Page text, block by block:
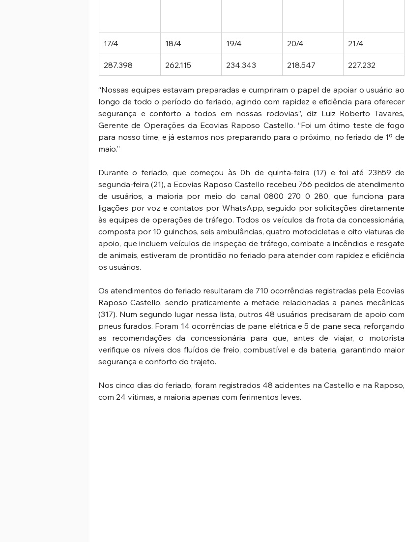
17/4 18/4 19/4 20/4 21/4
287.398 262.115 234.343 218.547 227.232
“Nossas equipes estavam preparadas e cumpriram o papel de apoiar o usuário ao
longo de todo o período do feriado, agindo com rapidez e eficiência para oferecer
segurança e conforto a todos em nossas rodovias”, diz Luiz Roberto Tavares,
Gerente de Operações da Ecovias Raposo Castello. “Foi um ótimo teste de fogo
para nosso time, e já estamos nos preparando para o próximo, no feriado de 1º de
maio.”
Durante o feriado, que começou às 0h de quinta-feira (17) e foi até 23h59 de
segunda-feira (21), a Ecovias Raposo Castello recebeu 766 pedidos de atendimento
de usuários, a maioria por meio do canal 0800 270 0 280, que funciona para
ligações por voz e contatos por WhatsApp, seguido por solicitações diretamente
às equipes de operações de tráfego. Todos os veículos da frota da concessionária,
composta por 10 guinchos, seis ambulâncias, quatro motocicletas e oito viaturas de
apoio, que incluem veículos de inspeção de tráfego, combate a incêndios e resgate
de animais, estiveram de prontidão no feriado para atender com rapidez e eficiência
os usuários.
Os atendimentos do feriado resultaram de 710 ocorrências registradas pela Ecovias
Raposo Castello, sendo praticamente a metade relacionadas a panes mecânicas
(317). Num segundo lugar nessa lista, outros 48 usuários precisaram de apoio com
pneus furados. Foram 14 ocorrências de pane elétrica e 5 de pane seca, reforçando
as recomendações da concessionária para que, antes de viajar, o motorista
verifique os níveis dos fluídos de freio, combustível e da bateria, garantindo maior
segurança e conforto do trajeto.
Nos cinco dias do feriado, foram registrados 48 acidentes na Castello e na Raposo,
com 24 vítimas, a maioria apenas com ferimentos leves.